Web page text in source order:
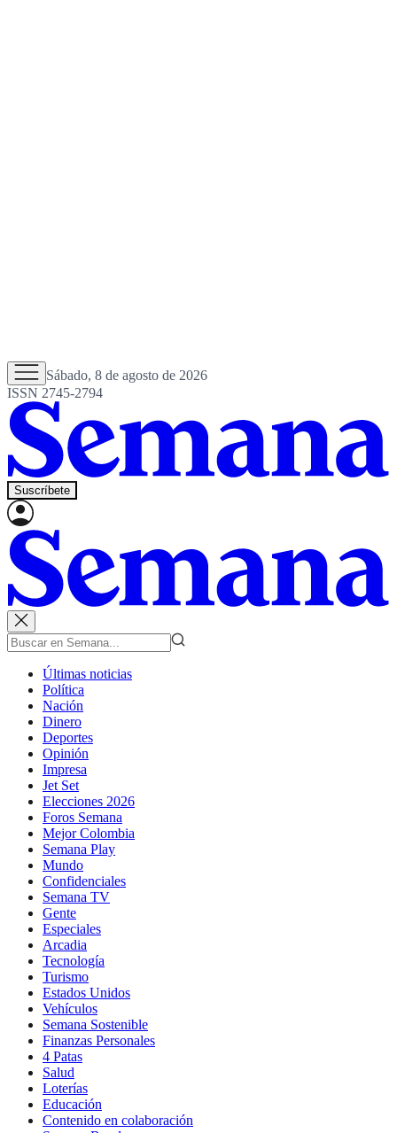
Sábado, 8 de agosto de 2026
ISSN 2745-2794
Suscríbete
Últimas noticias
Política
Nación
Dinero
Deportes
Opinión
Impresa
Jet Set
Elecciones 2026
Foros Semana
Mejor Colombia
Semana Play
Mundo
Confidenciales
Semana TV
Gente
Especiales
Arcadia
Tecnología
Turismo
Estados Unidos
Vehículos
Semana Sostenible
Finanzas Personales
4 Patas
Salud
Loterías
Educación
Contenido en colaboración